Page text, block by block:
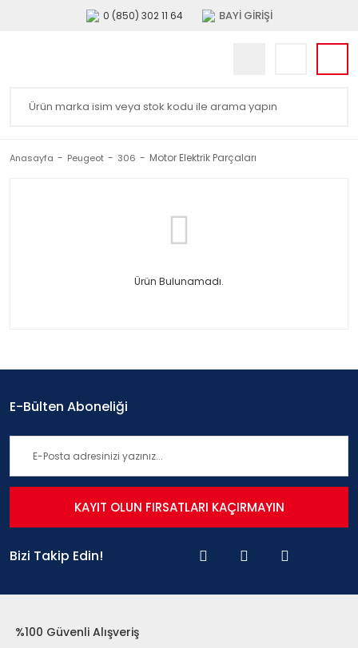
0 (850) 302 11 64 BAYİ GİRİŞİ
Anasayfa Peugeot 306 Motor Elektrik Parçaları
Ürün Bulunamadı.
E-Bülten Aboneliği
KAYIT OLUN FIRSATLARI KAÇIRMAYIN
Bizi Takip Edin!
%100 Güvenli Alışveriş